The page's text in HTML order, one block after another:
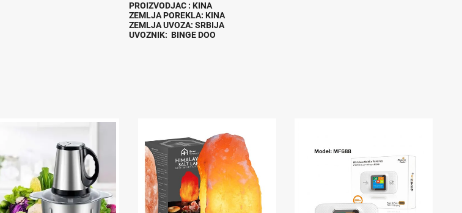
PROIZVODJAC : KINA
ZEMLJA POREKLA: KINA
ZEMLJA UVOZA: SRBIJA
UVOZNIK: BINGE DOO